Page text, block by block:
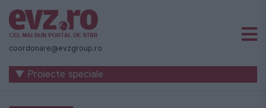
Știri
naționale
internaționale
coordonare@evzgroup.ro
▼ Proiecte speciale